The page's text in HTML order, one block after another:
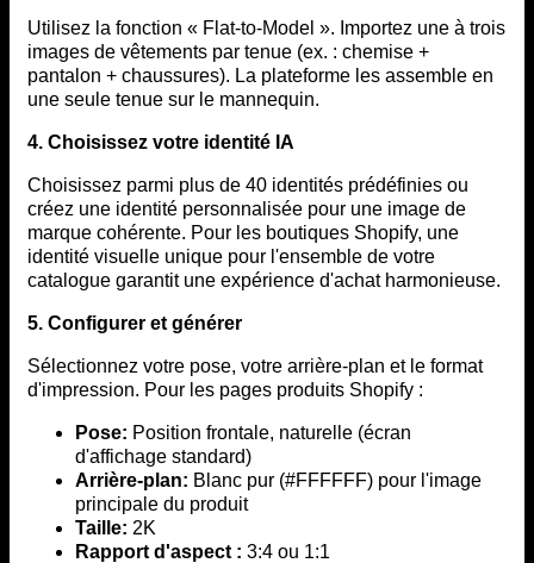
Utilisez la fonction « Flat-to-Model ». Importez une à trois
images de vêtements par tenue (ex. : chemise +
pantalon + chaussures). La plateforme les assemble en
une seule tenue sur le mannequin.
4. Choisissez votre identité IA
Choisissez parmi plus de 40 identités prédéfinies ou
créez une identité personnalisée pour une image de
marque cohérente. Pour les boutiques Shopify, une
identité visuelle unique pour l'ensemble de votre
catalogue garantit une expérience d'achat harmonieuse.
5. Configurer et générer
Sélectionnez votre pose, votre arrière-plan et le format
d'impression. Pour les pages produits Shopify :
Pose: Position frontale, naturelle (écran
d'affichage standard)
Arrière-plan: Blanc pur (#FFFFFF) pour l'image
principale du produit
Taille: 2K
Rapport d'aspect : 3:4 ou 1:1